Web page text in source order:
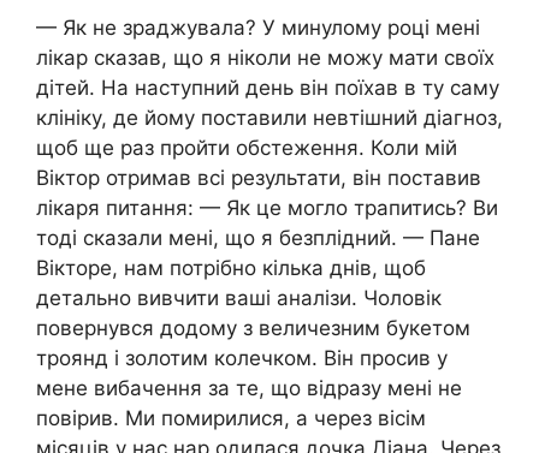
— Як не зраджувала? У минулому році мені
лікар сказав, що я ніколи не можу мати своїх
дітей. На наступний день він поїхав в ту саму
клініку, де йому поставили невтішний діагноз,
щоб ще раз пройти обстеження. Коли мій
Віктор отримав всі результати, він поставив
лікаря питання: — Як це могло трапитись? Ви
тоді сказали мені, що я безплідний. — Пане
Вікторе, нам потрібно кілька днів, щоб
детально вивчити ваші аналізи. Чоловік
повернувся додому з величезним букетом
троянд і золотим колечком. Він просив у
мене вибачення за те, що відразу мені не
повірив. Ми помирилися, а через вісім
місяців у нас нар одилася дочка Діана. Через